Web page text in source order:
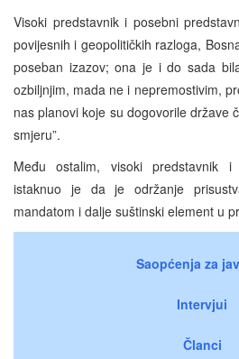
Visoki predstavnik i posebni
povijesnih i geopolitičkih razloga,
poseban izazov; ona je i do sada
ozbiljnjim, mada ne i nepremostivim,
nas planovi koje su dogovorile države
smjeru”.
Među ostalim, visoki predstavnik i
istaknuo je da je održanje
mandatom i dalje suštinski element u
Saopćenja za
Intervjui
Članci